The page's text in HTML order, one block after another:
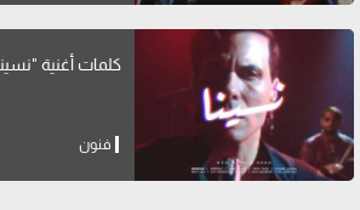
كلمات أغنية "نسينا" لــ
فنون